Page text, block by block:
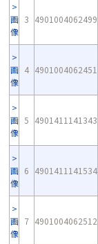
画
像
3 4901004062499
画
像
4 4901004062451
画
像
5 4901411141343
画
像
6 4901411141534
画
像
7 4901004062512